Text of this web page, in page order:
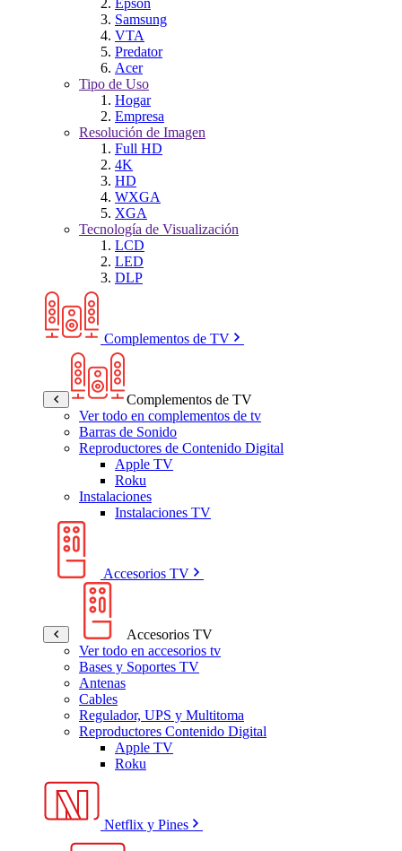
Samsung
VTA
Predator
Acer
Tipo de Uso
Hogar
Empresa
Resolución de Imagen
Full HD
4K
HD
WXGA
XGA
Tecnología de Visualización
LCD
LED
DLP
Complementos de TV
Complementos de TV
Ver todo en complementos de tv
Barras de Sonido
Reproductores de Contenido Digital
Apple TV
Roku
Instalaciones
Instalaciones TV
Accesorios TV
Accesorios TV
Ver todo en accesorios tv
Bases y Soportes TV
Antenas
Cables
Regulador, UPS y Multitoma
Reproductores Contenido Digital
Apple TV
Roku
Netflix y Pines